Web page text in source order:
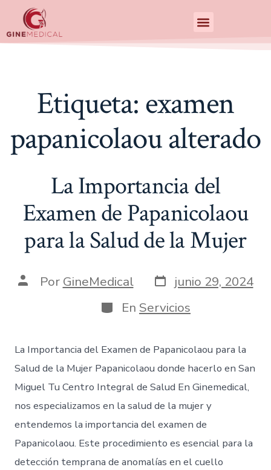
Etiqueta:examen
papanicolaou alterado
La Importancia del
Examen de Papanicolaou
para la Salud de la Mujer
Por GineMedical
junio 29, 2024
En Servicios
La Importancia del Examen de Papanicolaou para la
Salud de la Mujer Papanicolaou donde hacerlo en San
Miguel Tu Centro Integral de Salud En Ginemedical,
nos especializamos en la salud de la mujer y
entendemos la importancia del examen de
Papanicolaou. Este procedimiento es esencial para la
detección temprana de anomalías en el cuello